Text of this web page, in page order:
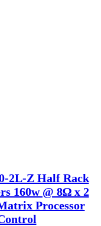
2L-Z Half Rack
160w @ 8Ω x 2
Processor